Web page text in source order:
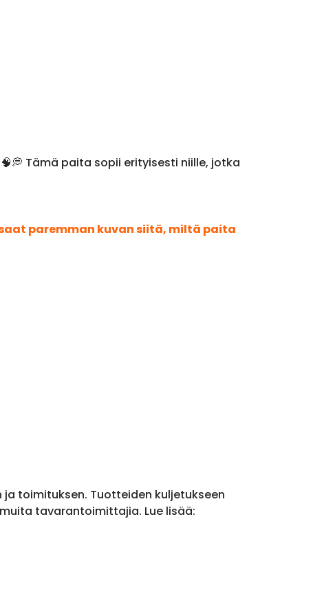
Tämä paita sopii erityisesti niille, jotka
paremman kuvan siitä, miltä paita
toimituksen. Tuotteiden kuljetukseen
tavarantoimittajia. Lue lisää: